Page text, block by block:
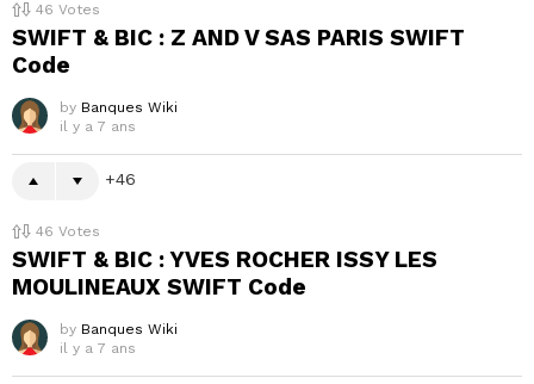
46 Votes
SWIFT & BIC : Z AND V SAS PARIS SWIFT
Code
by Banques Wiki
il y a 7 ans
46
46 Votes
SWIFT & BIC : YVES ROCHER ISSY LES
MOULINEAUX SWIFT Code
by Banques Wiki
il y a 7 ans